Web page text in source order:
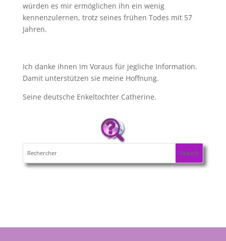
würden es mir ermöglichen ihn ein wenig
kennenzulernen, trotz seines frühen Todes mit 57
Jahren.
Ich danke ihnen im Voraus für jegliche Information.
Damit unterstützen sie meine Hoffnung.
Seine deutsche Enkeltochter Catherine.